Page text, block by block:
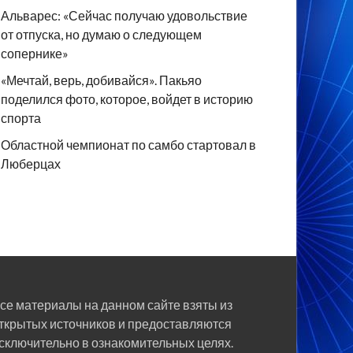
Альварес: «Сейчас получаю удовольствие
от отпуска, но думаю о следующем
сопернике»
«Мечтай, верь, добивайся». Пакьяо
поделился фото, которое, войдет в историю
спорта
Областной чемпионат по самбо стартовал в
Люберцах
материалы на данном сайте взяты из
источников и предоставляются
в ознакомительных целях.